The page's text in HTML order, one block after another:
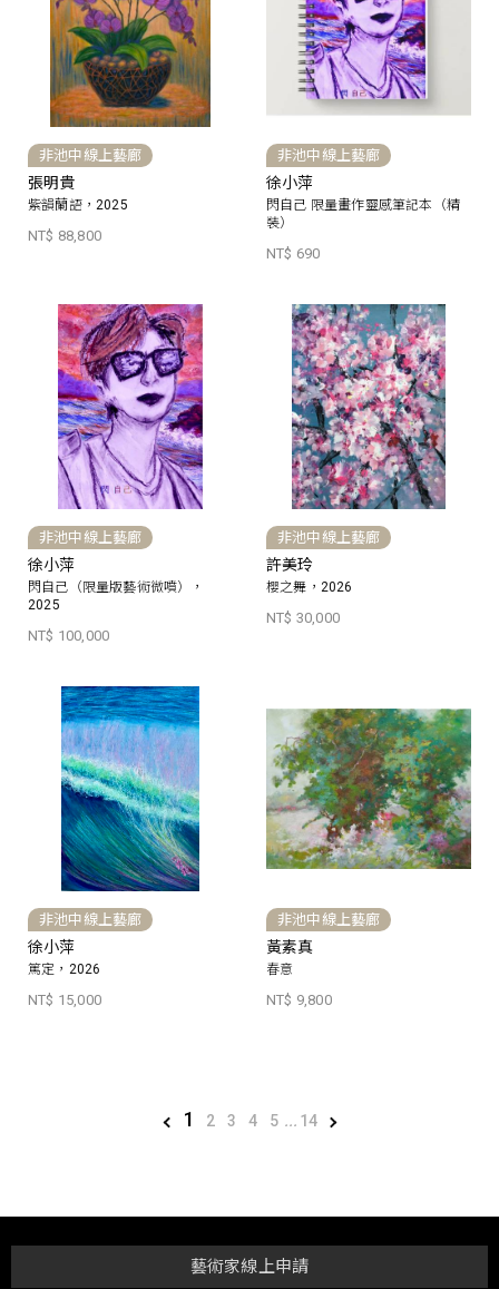
非池中線上藝廊
張明貴
紫韻蘭語，2025
NT$ 88,800
非池中線上藝廊
徐小萍
閃自己 限量畫作靈感筆記本（精
裝）
NT$ 690
非池中線上藝廊
徐小萍
閃自己（限量版藝術微噴），
2025
NT$ 100,000
非池中線上藝廊
許美玲
櫻之舞，2026
NT$ 30,000
非池中線上藝廊
徐小萍
篤定，2026
NT$ 15,000
非池中線上藝廊
黃素真
春意
NT$ 9,800
1 2 3 4 5 ... 14
藝術家線上申請